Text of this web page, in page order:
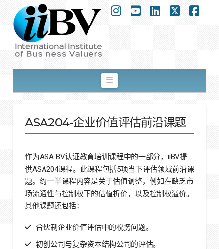
Navigation
ASA204-企业价值评估前沿课题
作为ASA BV认证教育培训课程中的一部分，iiBV提
供ASA204课程。此课程包括5项当下评估领域前沿课
题。约一半课程内容是关于估值调整，例如在缺乏市
场流通性与控制权下的估值折价，以及控制权溢价。
其他课题还包括：
合伙制企业价值评估中的税务问题。
初创公司与复杂资本结构公司的评估。